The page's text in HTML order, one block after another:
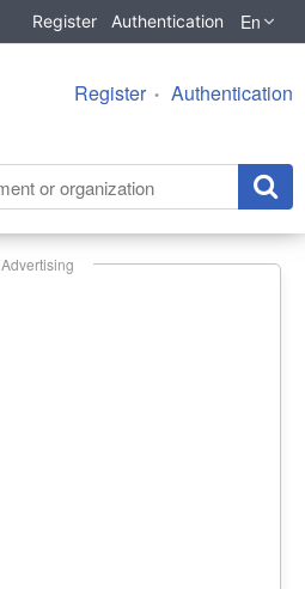
Register Authentication En
Register Authentication
Advertising